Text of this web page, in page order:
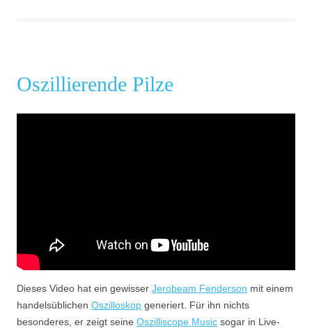
Oszillierende Pilze
Dieses Video hat ein gewisser Jerobeam Fenderson mit einem
handelsüblichen Oszilloskop generiert. Für ihn nichts
besonderes, er zeigt seine Oszilliscope Music sogar in Live-